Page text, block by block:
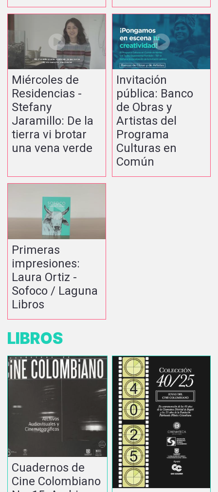
Miércoles de
Residencias -
Stefany
Jaramillo: De la
tierra vi brotar
una vena verde
Invitación
pública: Banco
de Obras y
Artistas del
Programa
Culturas en
Común
Primeras
impresiones:
Laura Ortiz -
Sofoco / Laguna
Libros
LIBROS
Cuadernos de
Cine Colombiano